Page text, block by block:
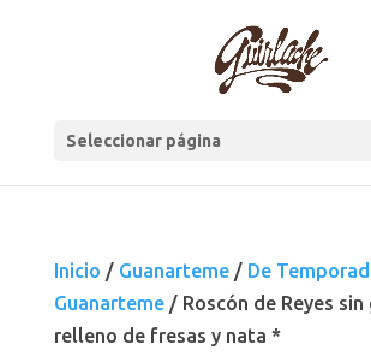
Seleccionar página
Inicio / Guanarteme/ De
Guanarteme/ Roscón de Reyes sin
relleno de fresas y nata *